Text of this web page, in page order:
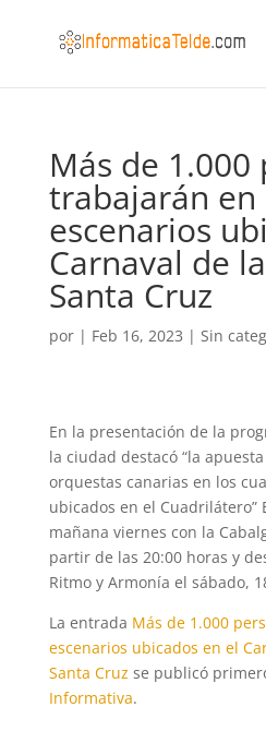
Más de 1.000
trabajarán en
escenarios
Carnaval de
Santa Cruz
por | Feb 16, 2023 | Sin
En la presentación de la
la ciudad destacó “la
orquestas canarias en los
ubicados en el Cuadrilátero”
mañana viernes con la
partir de las 20:00 horas y
Ritmo y Armonía el sábado,
La entrada Más de 1.000
escenarios ubicados en el
Santa Cruz se publicó
Informativa.